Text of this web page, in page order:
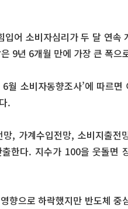
입어 소비자심리가 두 달 연속
9년 6개월 만에 가장 큰 폭으
월 소비자동향조사’에 따르
.
망, 가계수입전망, 소비지출
한다. 지수가 100을 웃돌면
향으로 하락했지만 반도체